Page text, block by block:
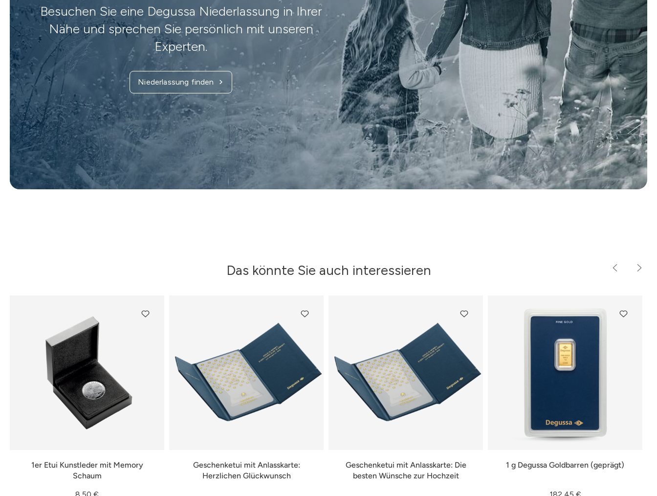
Besuchen Sie eine Degussa Niederlassung in Ihrer
Nähe und sprechen Sie persönlich mit unseren
Experten.
Niederlassung finden
Das könnte Sie auch interessieren
1er Etui Kunstleder mit Memory
Schaum
Geschenketui mit Anlasskarte:
Herzlichen Glückwunsch
Geschenketui mit Anlasskarte: Die
besten Wünsche zur Hochzeit
1 g Degussa Goldbarren (geprägt)